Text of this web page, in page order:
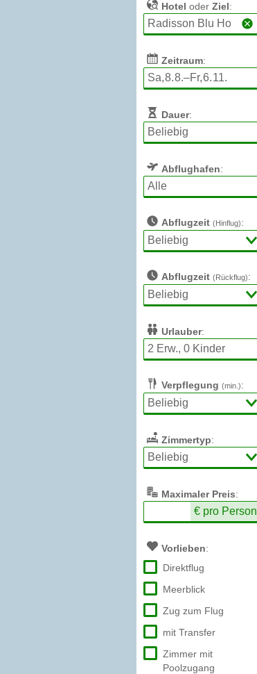
Hotel oder Ziel:
Zeitraum:
Dauer:
Abflughafen:
Abflugzeit (Hinflug):
Abflugzeit (Rückflug):
Urlauber:
Verpflegung (min.):
Zimmertyp:
Maximaler Preis:
€ pro Person
Vorlieben:
Direktflug
Meerblick
Zug zum Flug
mit Transfer
Zimmer mit
Poolzugang